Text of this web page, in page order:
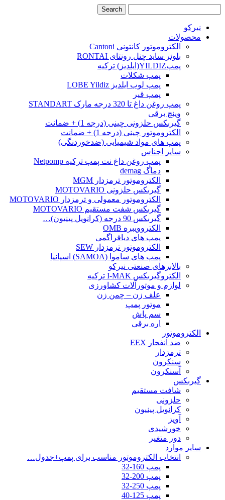
نیرکو
محصولات
الکتروموتور کانتونی Cantoni
بلوئر ساید چنل رونتای RONTAI
پمپYILDIZ(ایلدیز) ترکیه
پمپ شکلات
پمپ لوب ایلدیز LOBE Yildiz
پمپ قیر
پمپ روغن داغ تا 320 درجه مارک STANDART
وینچ برقی
گیربکس حلزونی چینی (درجه 1) + ضمانت
الکتروموتور چینی (درجه 1) + ضمانت
پمپ های مواد شیمیایی (ضدخوردنگی)
سایر اجناس
پمپ روغن داغ نت پمپ ترکیه Netpomp
دماگ demag
الکتروموتور ترمزدار MGM
گیربکس حلزونی MOTOVARIO
الکتروموتور معمولی و ترمزدار MOTOVARIO
گیربکس شفت مستقیم MOTOVARIO
گیربکس 90 درجه (کرانویل پینیون)…
الکتروویبره OMB
پمپ های دیافراگمی
الکتروموتور ترمزدار SEW
پمپ های ساموا (SAMOA) اسپانیا
بالابرهای صنعتی نیرکو
الکتروگیربکس I-MAK ترکیه
لوازم و موتورآلات کشاورزی
علف زن – چمن زن
موتور پمپ
سم پاش
اره برقی
الکتروموتور
ضد انفجار EEX
ترمزدار
سنکرون
آسنکرون
گیربکس
شافت مستقیم
حلزونی
کرانویل پینیون
آویز
خورشیدی
دور متغیر
سایر موارد
انتخاب الکتروموتور مناسب برای پمپ+جدول…
پمپ 160-32
پمپ 200-32
پمپ 250-32
پمپ 125-40